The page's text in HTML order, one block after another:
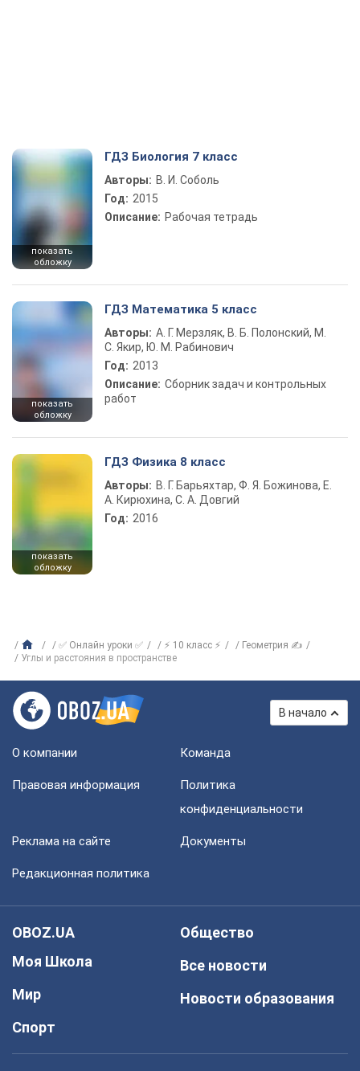
показать
обложку
ГДЗ Биология 7 класс
Авторы: В. И. Соболь
Год: 2015
Описание: Рабочая тетрадь
показать
обложку
ГДЗ Математика 5 класс
Авторы: А. Г. Мерзляк, В. Б. Полонский, М.
С. Якир, Ю. М. Рабинович
Год: 2013
Описание: Сборник задач и контрольных
работ
показать
обложку
ГДЗ Физика 8 класс
Авторы: В. Г. Барьяхтар, Ф. Я. Божинова, Е.
А. Кирюхина, С. А. Довгий
Год: 2016
✅ Онлайн уроки ✅ ⚡ 10 класс ⚡
Геометрия ✍
Углы и расстояния в пространстве
В начало
О компании Команда
Правовая информация
Политика
конфиденциальности
Реклама на сайте Документы
Редакционная политика
OBOZ.UA
Моя Школа
Мир
Спорт
Общество
Все новости
Новости образования